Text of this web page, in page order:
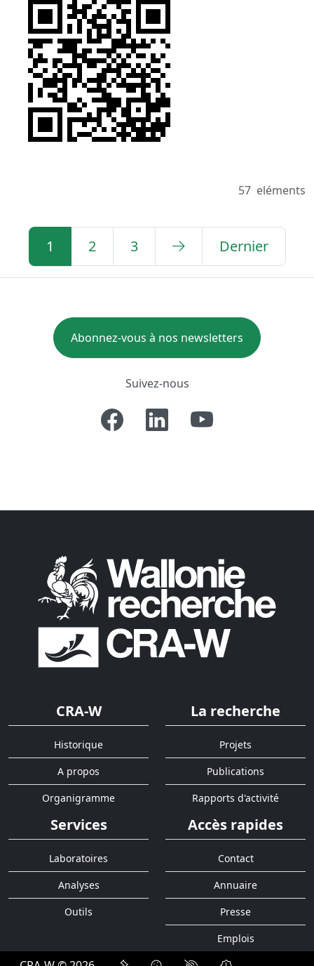
57 eléments
1 2 3 Dernier
Abonnez-vous à nos newsletters
Suivez-nous
CRA-W
Historique
A propos
Organigramme
La recherche
Projets
Publications
Rapports d'activité
Services
Laboratoires
Analyses
Outils
Accès rapides
Contact
Annuaire
Presse
Emplois